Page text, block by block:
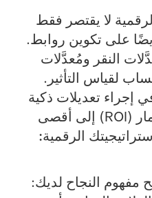
لا يقتصر فقط
على تكوين روابط.
النقر ومُعدَّلات
لقياس التأثير.
إجراء تعديلات ذكية
وزيادة العائد على الاستثمار (ROI) إلى أقصى
الرقمية:
مفهوم النجاح لديك: